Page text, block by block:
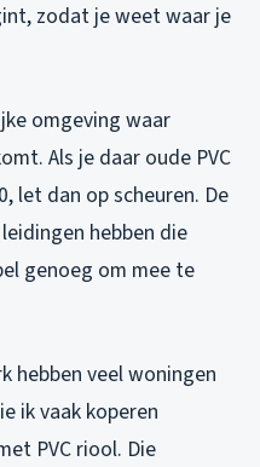
zodat je weet waar je
omgeving waar
Als je daar oude PVC
let dan op scheuren. De
hebben die
genoeg om mee te
hebben veel woningen
ik vaak koperen
PVC riool. Die